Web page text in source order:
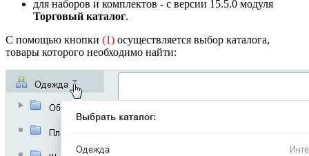
для наборов и комплектов - с версии 15.5.0 модуля
Торговый каталог.
С помощью кнопки (1) осуществляется выбор каталога,
товары которого необходимо найти: